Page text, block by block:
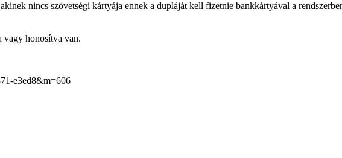
nincs szövetségi kártyája ennek a dupláját kell fizetnie bankkártyával a
vagy honosítva van.
e3ed8&m=606